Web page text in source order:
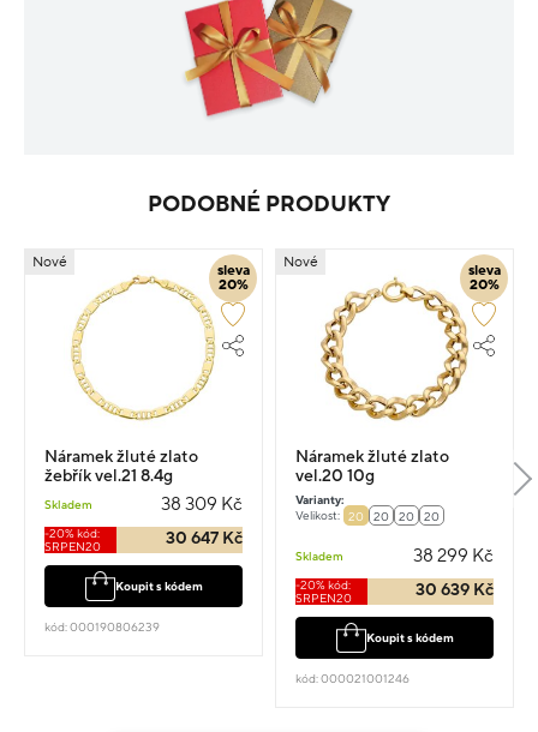
PODOBNÉ PRODUKTY
sleva
20%
Nové
Náramek žluté zlato
žebřík vel.21 8.4g
Skladem 38 309 Kč
-20% kód:
SRPEN20
30 647 Kč
Koupit s kódem
kód: 000190806239
sleva
20%
Nové
Náramek žluté zlato
vel.20 10g
Varianty:
Velikost:
20 20 20 20
Skladem 38 299 Kč
-20% kód:
SRPEN20
30 639 Kč
Koupit s kódem
kód: 000021001246